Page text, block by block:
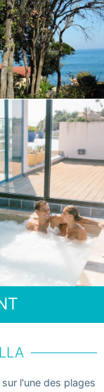
l'une des plages